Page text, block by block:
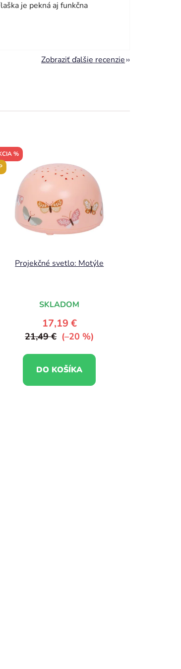
je pekná aj funkčna
Zobraziť ďalšie recenzie
%
Projekčné svetlo: Motýle
SKLADOM
17,19 €
21,49 € (–20 %)
DO KOŠÍKA